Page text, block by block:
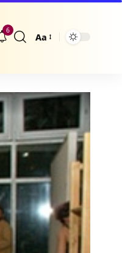
6
Größenänderung
Aa